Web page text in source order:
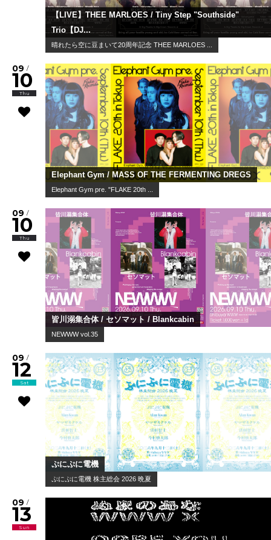
【LIVE】THEE MARLOES / Tiny Step "Southside"
Trio【DJ...
晴れたら空に豆まいて20周年記念 THEE MARLOES ...
09 /
10
Thu
Elephant Gym / MASS OF THE FERMENTING DREGS
Elephant Gym pre. "FLAKE 20th ...
09 /
10
Thu
皆川溺集合体 / セソマット / Blankcabin
NEWWW vol.35
09 /
12
Sat
ぷにぷに電機
ぷにぷに電機 株主総会 2026 晩夏
09 /
13
Sun